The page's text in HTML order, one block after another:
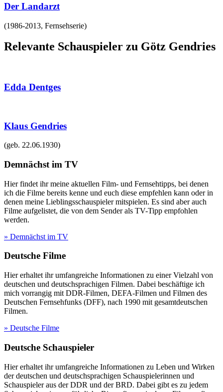
Der Landarzt
(1986-2013, Fernsehserie)
Relevante Schauspieler zu Götz Gendries
Edda Dentges
Klaus Gendries
(geb. 22.06.1930)
Demnächst im TV
Hier findet ihr meine aktuellen Film- und Fernsehtipps, bei denen
ich die Filme bereits kenne und euch diese empfehlen kann oder in
denen meine Lieblingsschauspieler mitspielen. Es sind aber auch
Filme aufgelistet, die von dem Sender als TV-Tipp empfohlen
werden.
» Demnächst im TV
Deutsche Filme
Hier erhaltet ihr umfangreiche Informationen zu einer Vielzahl von
deutschen und deutschsprachigen Filmen. Dabei beschäftige ich
mich vorrangig mit DDR-Filmen, DEFA-Filmen und Filmen des
Deutschen Fernsehfunks (DFF), nach 1990 mit gesamtdeutschen
Filmen.
» Deutsche Filme
Deutsche Schauspieler
Hier erhaltet ihr umfangreiche Informationen zu Leben und Wirken
der deutschen und deutschsprachigen Schauspielerinnen und
Schauspieler aus der DDR und der BRD. Dabei gibt es zu jedem